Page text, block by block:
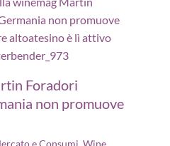
Foradori
non promuove
e Consumi,Wine